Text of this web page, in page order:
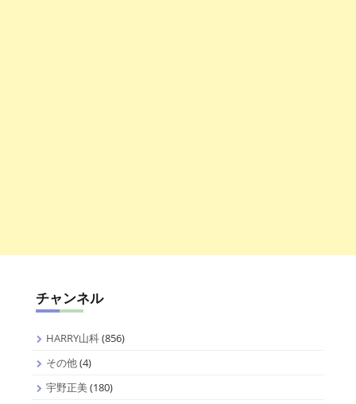
チャンネル
HARRY山科(856)
その他(4)
宇野正美(180)